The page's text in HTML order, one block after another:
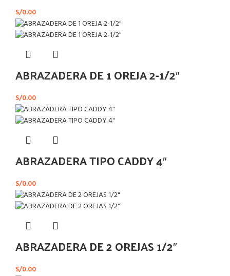
S/0.00
ABRAZADERA DE 1 OREJA 2-1/2″
S/0.00
ABRAZADERA TIPO CADDY 4″
S/0.00
ABRAZADERA DE 2 OREJAS 1/2″
S/0.00